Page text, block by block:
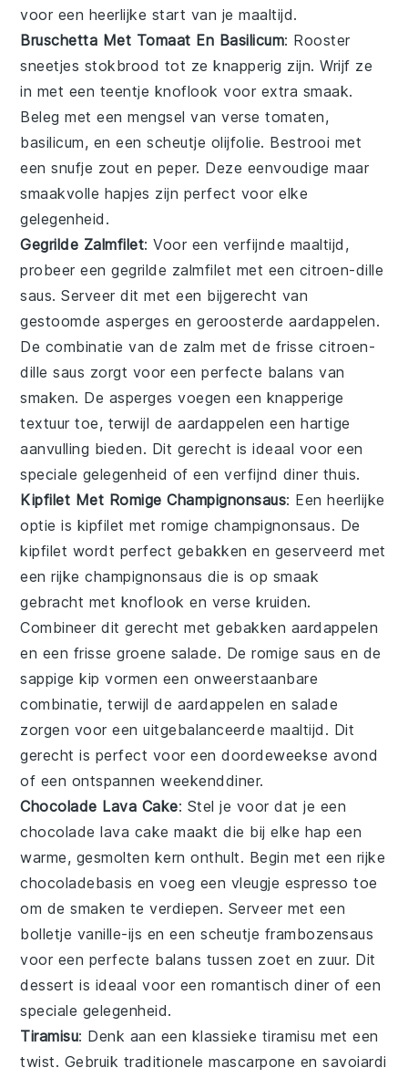
voor een heerlijke start van je maaltijd.
Bruschetta Met Tomaat En Basilicum: Rooster
sneetjes stokbrood tot ze knapperig zijn. Wrijf ze
in met een teentje knoflook voor extra smaak.
Beleg met een mengsel vanverse tomaten,
basilicum, en een scheutje olijfolie. Bestrooi met
een snufje zout en peper. Deze eenvoudige maar
smaakvolle hapjes zijn perfect voor elke
gelegenheid.
Gegrilde Zalmfilet: Voor een verfijnde maaltijd,
probeer eengegrilde zalmfilet met een citroen-dille
saus. Serveer dit met een bijgerecht van
gestoomde asperges engeroosterde aardappelen.
De combinatie van de zalm met de frissecitroen-
dille saus zorgt voor een perfecte balans van
smaken. De asperges voegen een knapperige
textuur toe, terwijl deaardappelen een hartige
aanvulling bieden. Dit gerecht is ideaal voor een
speciale gelegenheid of een verfijnd diner thuis.
Kipfilet Met Romige Champignonsaus: Een heerlijke
optie is kipfilet met romige champignonsaus. De
kipfilet wordt perfect gebakken en geserveerd met
een rijkechampignonsaus die is op smaak
gebracht met knoflook en verse kruiden.
Combineer dit gerecht metgebakken aardappelen
en een frissegroene salade. De romige saus en de
sappigekip vormen een onweerstaanbare
combinatie, terwijl de aardappelen ensalade
zorgen voor een uitgebalanceerde maaltijd. Dit
gerecht is perfect voor een doordeweekse avond
of een ontspannen weekenddiner.
Chocolade Lava Cake: Stel je voor dat je een
chocolade lava cake maakt die bij elke hap een
warme, gesmolten kern onthult. Begin met een rijke
chocoladebasis en voeg een vleugje espresso toe
om de smaken te verdiepen. Serveer met een
bolletje vanille-ijs en een scheutje frambozensaus
voor een perfecte balans tussen zoet en zuur. Dit
dessert is ideaal voor een romantisch diner of een
speciale gelegenheid.
Tiramisu: Denk aan een klassieke tiramisu met een
twist. Gebruik traditionelemascarpone ensavoiardi